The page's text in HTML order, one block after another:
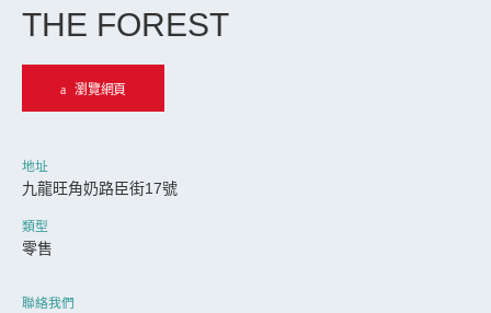
THE FOREST
瀏覽網頁
地址
九龍旺角奶路臣街17號
類型
零售
聯絡我們